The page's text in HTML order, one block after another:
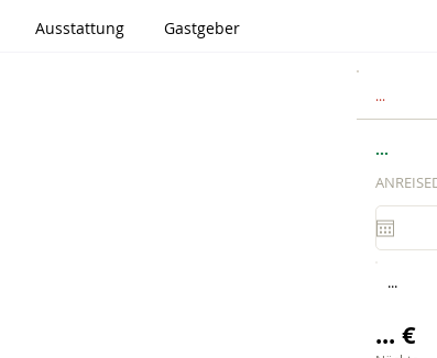
Ausstattung Gastgeber
...
...
...
... €